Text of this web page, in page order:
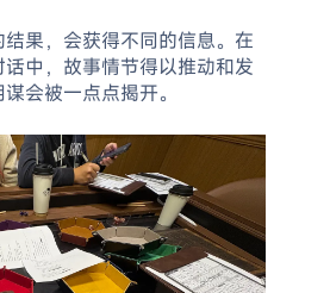
果，会获得不同的信息。在
中，故事情节得以推动和发
会被一点点揭开。